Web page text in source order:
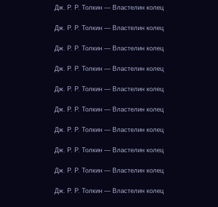
Дж. Р. Р. Толкин — Властелин колец
Дж. Р. Р. Толкин — Властелин колец
Дж. Р. Р. Толкин — Властелин колец
Дж. Р. Р. Толкин — Властелин колец
Дж. Р. Р. Толкин — Властелин колец
Дж. Р. Р. Толкин — Властелин колец
Дж. Р. Р. Толкин — Властелин колец
Дж. Р. Р. Толкин — Властелин колец
Дж. Р. Р. Толкин — Властелин колец
Дж. Р. Р. Толкин — Властелин колец